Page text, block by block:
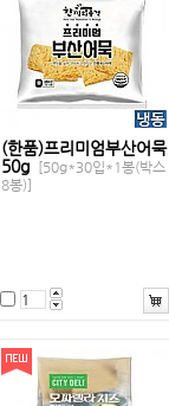
(한품)프리미엄부산어묵
50g
[50g*30입*1봉(박스
8봉)]